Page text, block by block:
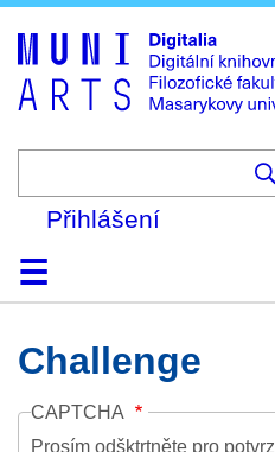
Přihlášení
DomůKolekce
Prohlížení
Vyhledávání
O platformě
Nápověda
Challenge
CAPTCHA
Prosím odšktrtněte pro